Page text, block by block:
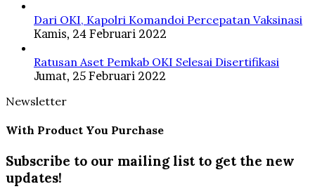
Dari OKI, Kapolri Komandoi Percepatan Vaksinasi
Kamis, 24 Februari 2022
Ratusan Aset Pemkab OKI Selesai Disertifikasi
Jumat, 25 Februari 2022
Newsletter
With Product You Purchase
Subscribe to our mailing list to get the new
updates!